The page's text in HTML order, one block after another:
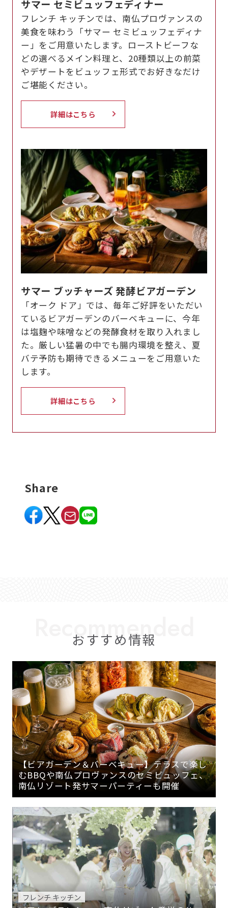
サマー セミビュッフェディナー
フレンチ キッチンでは、南仏プロヴァンスの
美食を味わう「サマー セミビュッフェディナ
ー」をご用意いたします。ローストビーフな
どの選べるメイン料理と、20種類以上の前菜
やデザートをビュッフェ形式でお好きなだけ
ご堪能ください。
詳細はこちら
サマー ブッチャーズ 発酵ビアガーデン
「オーク ドア」では、毎年ご好評をいただい
ているビアガーデンのバーベキューに、今年
は塩麹や味噌などの発酵食材を取り入れまし
た。厳しい猛暑の中でも腸内環境を整え、夏
バテ予防も期待できるメニューをご用意いた
します。
詳細はこちら
Share
おすすめ情報
【ビアガーデン＆バーベキュー】テラスで楽し
むBBQや南仏プロヴァンスのセミビュッフェ、
南仏リゾート発サマーパーティーも開催
フレンチ キッチン